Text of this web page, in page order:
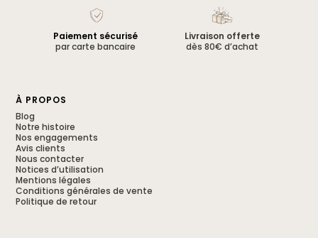
Paiement sécurisé
par carte bancaire
Livraison offerte
dès 80€ d’achat
À PROPOS
Blog
Notre histoire
Nos engagements
Avis clients
Nous contacter
Notices d’utilisation
Mentions légales
Conditions générales de vente
Politique de retour